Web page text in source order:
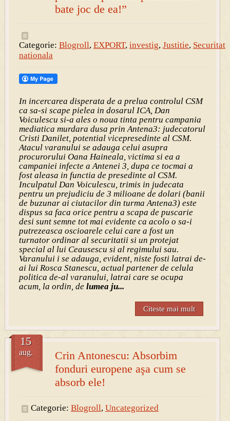
bate joc de ea!”
Categorie: Blogroll, EXPORT, investig, Justitie, Securitate
nationala
In incercarea disperata de a prelua controlul CSM
ca sa-si scape pielea in dosarul ICA, Dan
Voiculescu si-a ales o noua tinta pentru campania
mediatica murdara dusa prin Antena3: judecatorul
Cristi Danilet, potential vicepresedinte al CSM.
Atacul varanului se adauga celui asupra
procurorului Oana Haineala, victima si ea a
campaniei infecte a Antenei 3, dupa ce tocmai a
fost aleasa in functia de presedinte al CSM.
Inculpatul Dan Voiculescu, trimis in judecata
pentru un prejudiciu de 3 milioane de dolari (banii
de buzunar ai ciutacilor din turma Antena3) este
dispus sa faca orice pentru a scapa de puscarie
desi sunt semne tot mai evidente ca acolo o sa-i
putrezeasca oscioarele celui care a fost un
turnator ordinar al securitatii si un protejat
special al lui Ceausescu si al regimului sau.
Varanului i se adauga, evident, niste fosti latrai de-
ai lui Rosca Stanescu, actual partener de celula
politica de-al varanului, latrai care se ocupa
acum, la ordin, de lumea ju...
Citeste mai mult
Crin Antonescu: Absorbim
fonduri europene aşa cum se
absorb ele!
15
aug.
Categorie: Blogroll, Uncategorized